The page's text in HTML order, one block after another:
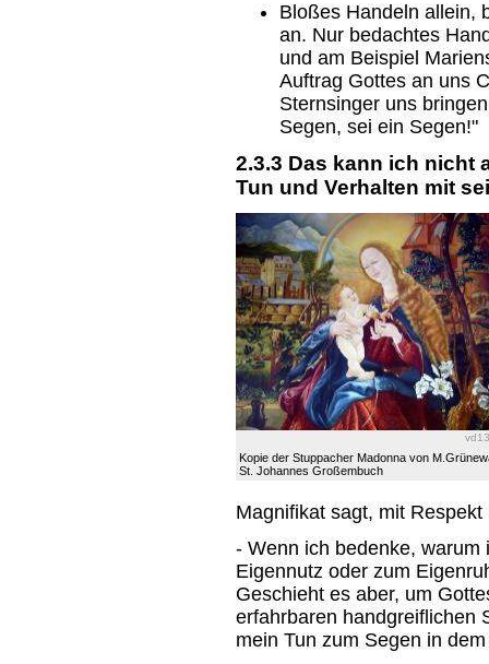
Bloßes Handeln allein,
an. Nur bedachtes
und am Beispiel
Auftrag Gottes an uns
Sternsinger uns
Segen, sei ein Segen!"
2.3.3 Das kann ich nicht
Tun und Verhalten mit
Kopie der Stuppacher Madonna von
St. Johannes Großembuch
Magnifikat sagt, mit Respekt
- Wenn ich bedenke,
Eigennutz oder zum
Geschieht es aber, um
erfahrbaren handgreiflichen
mein Tun zum Segen in